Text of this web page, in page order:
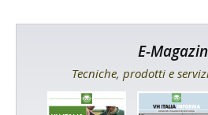
E-
Tecniche, prodotti e